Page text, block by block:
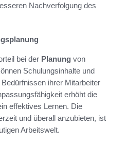
Nachverfolgung des
bei der Planung von
Schulungsinhalte und
ihrer Mitarbeiter
erhöht die
effektives Lernen. Die
und überall anzubieten, ist
Arbeitswelt.